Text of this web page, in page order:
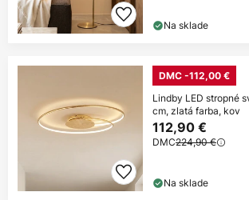
Na sklade
DMC -112,00 €
Lindby LED stropné
cm, zlatá farba, kov
112,90 €
DMC224,90 €
Na sklade